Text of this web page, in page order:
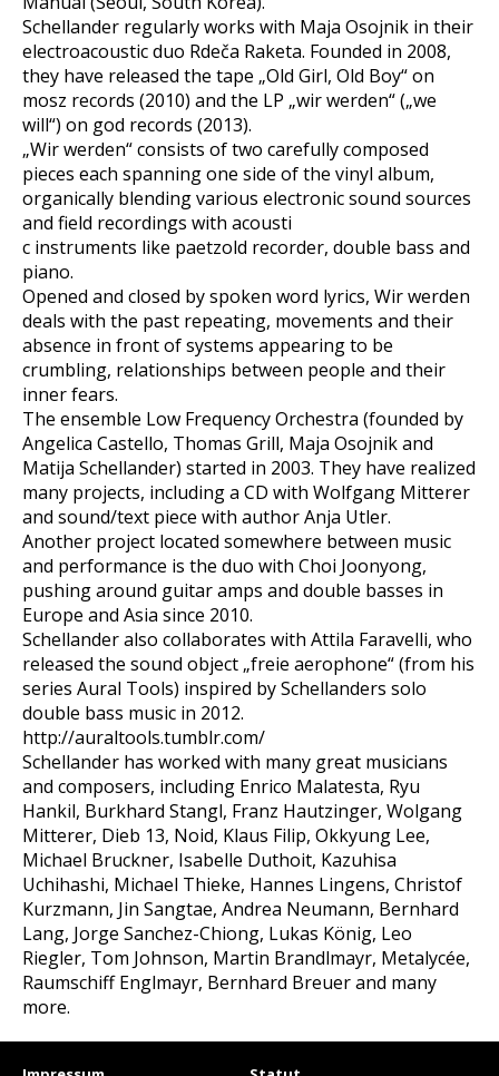
Schellander regularly works with Maja Osojnik in their
electroacoustic duo Rdeča Raketa. Founded in 2008,
they have released the tape „Old Girl, Old Boy“ on
mosz records (2010) and the LP „wir werden“ („we
will“) on god records (2013).
„Wir werden“ consists of two carefully composed
pieces each spanning one side of the vinyl album,
organically blending various electronic sound sources
and field recordings with acousti
c instruments like paetzold recorder, double bass and
piano.
Opened and closed by spoken word lyrics, Wir werden
deals with the past repeating, movements and their
absence in front of systems appearing to be
crumbling, relationships between people and their
inner fears.
The ensemble Low Frequency Orchestra (founded by
Angelica Castello, Thomas Grill, Maja Osojnik and
Matija Schellander) started in 2003. They have realized
many projects, including a CD with Wolfgang Mitterer
and sound/text piece with author Anja Utler.
Another project located somewhere between music
and performance is the duo with Choi Joonyong,
pushing around guitar amps and double basses in
Europe and Asia since 2010.
Schellander also collaborates with Attila Faravelli, who
released the sound object „freie aerophone“ (from his
series Aural Tools) inspired by Schellanders solo
double bass music in 2012.
http://auraltools.tumblr.com/
Schellander has worked with many great musicians
and composers, including Enrico Malatesta, Ryu
Hankil, Burkhard Stangl, Franz Hautzinger, Wolgang
Mitterer, Dieb 13, Noid, Klaus Filip, Okkyung Lee,
Michael Bruckner, Isabelle Duthoit, Kazuhisa
Uchihashi, Michael Thieke, Hannes Lingens, Christof
Kurzmann, Jin Sangtae, Andrea Neumann, Bernhard
Lang, Jorge Sanchez-Chiong, Lukas König, Leo
Riegler, Tom Johnson, Martin Brandlmayr, Metalycée,
Raumschiff Englmayr, Bernhard Breuer and many
more.